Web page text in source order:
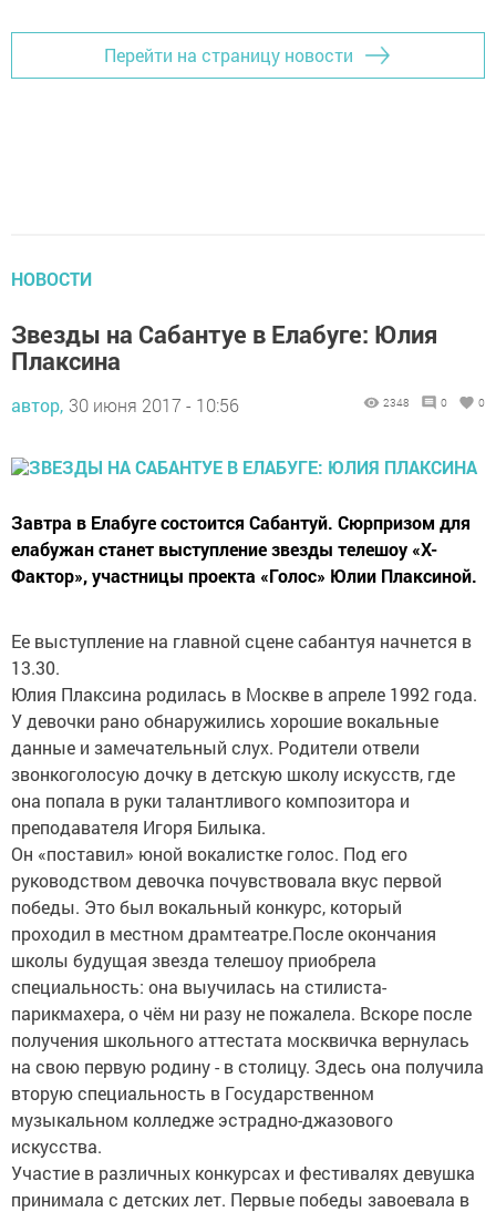
Перейти на страницу новости
НОВОСТИ
Звезды на Сабантуе в Елабуге: Юлия
Плаксина
автор, 30 июня 2017 - 10:56 2348 0 0
Завтра в Елабуге состоится Сабантуй. Сюрпризом для
елабужан станет выступление звезды телешоу «Х-
Фактор», участницы проекта «Голос» Юлии Плаксиной.
Ее выступление на главной сцене сабантуя начнется в
13.30.
Юлия Плаксина родилась в Москве в апреле 1992 года.
У девочки рано обнаружились хорошие вокальные
данные и замечательный слух. Родители отвели
звонкоголосую дочку в детскую школу искусств, где
она попала в руки талантливого композитора и
преподавателя Игоря Билыка.
Он «поставил» юной вокалистке голос. Под его
руководством девочка почувствовала вкус первой
победы. Это был вокальный конкурс, который
проходил в местном драмтеатре.После окончания
школы будущая звезда телешоу приобрела
специальность: она выучилась на стилиста-
парикмахера, о чём ни разу не пожалела. Вскоре после
получения школьного аттестата москвичка вернулась
на свою первую родину - в столицу. Здесь она получила
вторую специальность в Государственном
музыкальном колледже эстрадно-джазового
искусства.
Участие в различных конкурсах и фестивалях девушка
принимала с детских лет. Первые победы завоевала в